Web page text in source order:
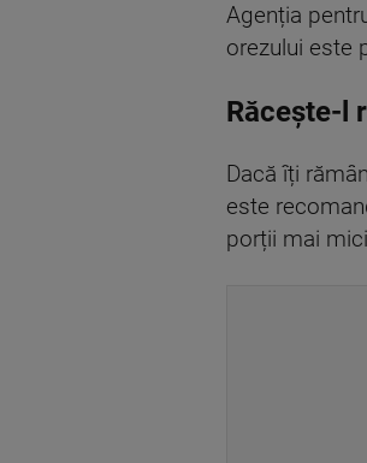
Agenția
orezului este
Răcește-l
Dacă îți
este
porții mai